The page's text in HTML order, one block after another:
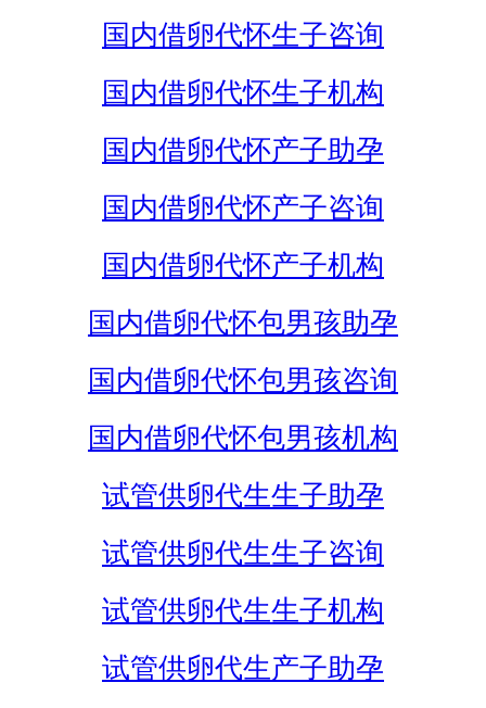
国内借卵代怀生子咨询
国内借卵代怀生子机构
国内借卵代怀产子助孕
国内借卵代怀产子咨询
国内借卵代怀产子机构
国内借卵代怀包男孩助孕
国内借卵代怀包男孩咨询
国内借卵代怀包男孩机构
试管供卵代生生子助孕
试管供卵代生生子咨询
试管供卵代生生子机构
试管供卵代生产子助孕